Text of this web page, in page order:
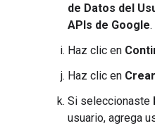
de Datos del
APIs de Google.
Haz clic en
Haz clic en Crear
Si seleccionaste
usuario, agrega